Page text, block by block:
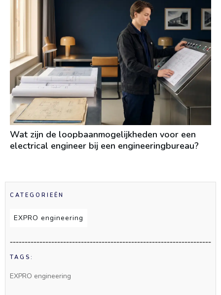
Wat zijn de loopbaanmogelijkheden voor een
electrical engineer bij een engineeringbureau?
CATEGORIEËN
EXPRO engineering
TAGS:
EXPRO engineering